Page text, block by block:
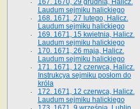
167. 1670, 29 grudnia, Halicz.
Laudum sejmiku halickiego
168. 1671, 27 lutego, Halicz.
Laudum sejmiku halickiego
169. 1671, 15 kwietnia, Halicz.
Laudum sejmiku halickiego
170. 1671, 26 maja, Halicz.
Laudum sejmiku halickiego
171. 1671, 12 czerwca, Halicz.
Instrukcya sejmiku posłom do
króla
172. 1671, 12 czerwca, Halicz.
Laudum sejmiku halickiego